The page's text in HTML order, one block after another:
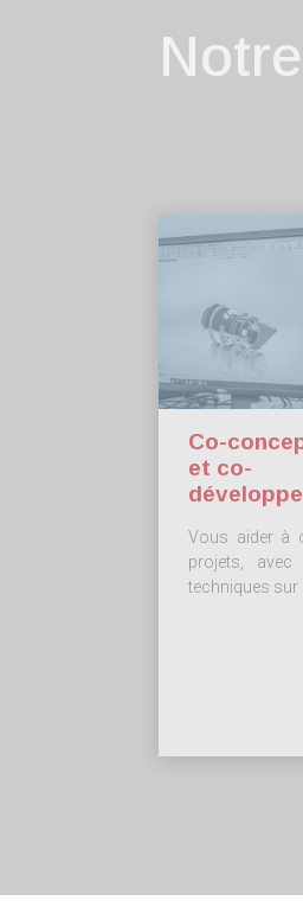
Notre
Co-
et co-
Vous aider à
projets,
techniques sur